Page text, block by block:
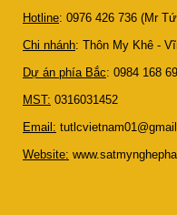
Hotline: 0976 426 736 (Mr
Chi nhánh: Thôn My Khê -
Dự án phía Bắc: 0984 168
MST: 0316031452
Email:
Website: